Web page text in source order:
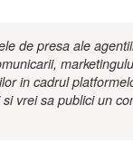
de presa ale
in cadrul
vrei sa publici un